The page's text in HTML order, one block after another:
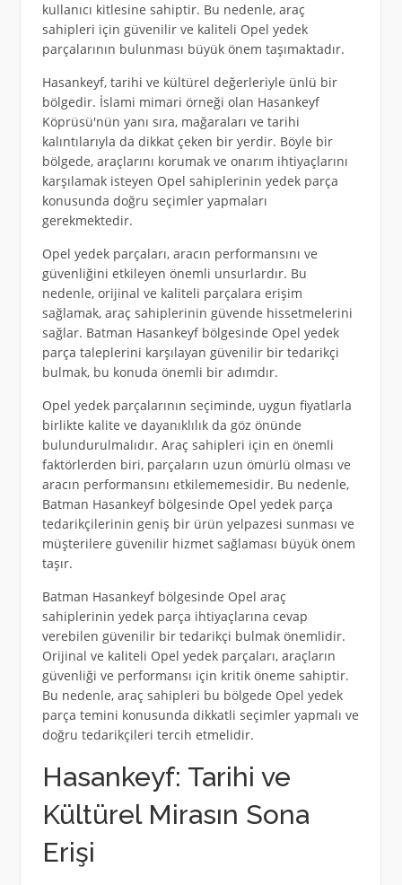
kullanıcı kitlesine sahiptir. Bu nedenle, araç
sahipleri için güvenilir ve kaliteli Opel yedek
parçalarının bulunması büyük önem taşımaktadır.
Hasankeyf, tarihi ve kültürel değerleriyle ünlü bir
bölgedir. İslami mimari örneği olan Hasankeyf
Köprüsü'nün yanı sıra, mağaraları ve tarihi
kalıntılarıyla da dikkat çeken bir yerdir. Böyle bir
bölgede, araçlarını korumak ve onarım ihtiyaçlarını
karşılamak isteyen Opel sahiplerinin yedek parça
konusunda doğru seçimler yapmaları
gerekmektedir.
Opel yedek parçaları, aracın performansını ve
güvenliğini etkileyen önemli unsurlardır. Bu
nedenle, orijinal ve kaliteli parçalara erişim
sağlamak, araç sahiplerinin güvende hissetmelerini
sağlar. Batman Hasankeyf bölgesinde Opel yedek
parça taleplerini karşılayan güvenilir bir tedarikçi
bulmak, bu konuda önemli bir adımdır.
Opel yedek parçalarının seçiminde, uygun fiyatlarla
birlikte kalite ve dayanıklılık da göz önünde
bulundurulmalıdır. Araç sahipleri için en önemli
faktörlerden biri, parçaların uzun ömürlü olması ve
aracın performansını etkilememesidir. Bu nedenle,
Batman Hasankeyf bölgesinde Opel yedek parça
tedarikçilerinin geniş bir ürün yelpazesi sunması ve
müşterilere güvenilir hizmet sağlaması büyük önem
taşır.
Batman Hasankeyf bölgesinde Opel araç
sahiplerinin yedek parça ihtiyaçlarına cevap
verebilen güvenilir bir tedarikçi bulmak önemlidir.
Orijinal ve kaliteli Opel yedek parçaları, araçların
güvenliği ve performansı için kritik öneme sahiptir.
Bu nedenle, araç sahipleri bu bölgede Opel yedek
parça temini konusunda dikkatli seçimler yapmalı ve
doğru tedarikçileri tercih etmelidir.
Hasankeyf: Tarihi ve
Kültürel Mirasın Sona
Erişi